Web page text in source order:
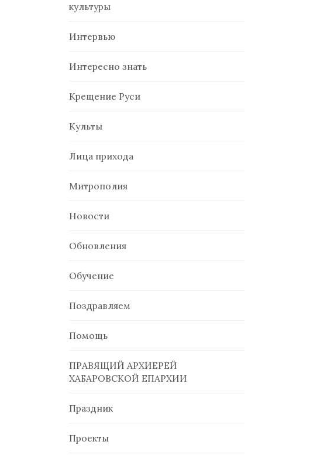
культуры
Интервью
Интересно знать
Крещение Руси
Культы
Лица прихода
Митрополия
Новости
Обновления
Обучение
Поздравляем
Помощь
ПРАВЯЩИЙ АРХИЕРЕЙ
ХАБАРОВСКОЙ ЕПАРХИИ
Праздник
Проекты